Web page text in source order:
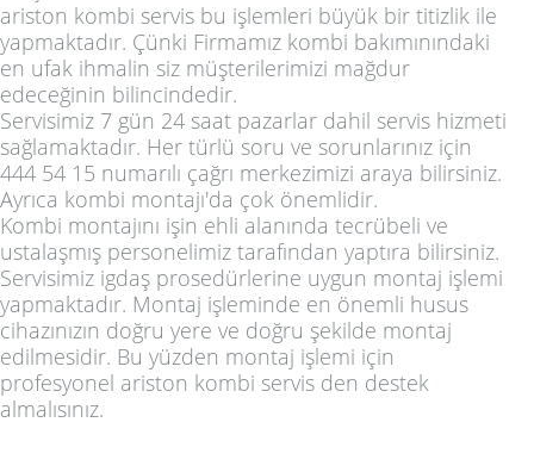
ariston kombi servis bu işlemleri büyük bir titizlik ile
yapmaktadır. Çünki Firmamız kombi bakımınındaki
en ufak ihmalin siz müşterilerimizi mağdur
edeceğinin bilincindedir.
Servisimiz 7 gün 24 saat pazarlar dahil servis hizmeti
sağlamaktadır. Her türlü soru ve sorunlarınız için
444 54 15 numarılı çağrı merkezimizi araya bilirsiniz.
Ayrıca kombi montajı'da çok önemlidir.
Kombi montajını işin ehli alanında tecrübeli ve
ustalaşmış personelimiz tarafından yaptıra bilirsiniz.
Servisimiz igdaş prosedürlerine uygun montaj işlemi
yapmaktadır. Montaj işleminde en önemli husus
cihazınızın doğru yere ve doğru şekilde montaj
edilmesidir. Bu yüzden montaj işlemi için
profesyonel ariston kombi servis den destek
almalısınız.